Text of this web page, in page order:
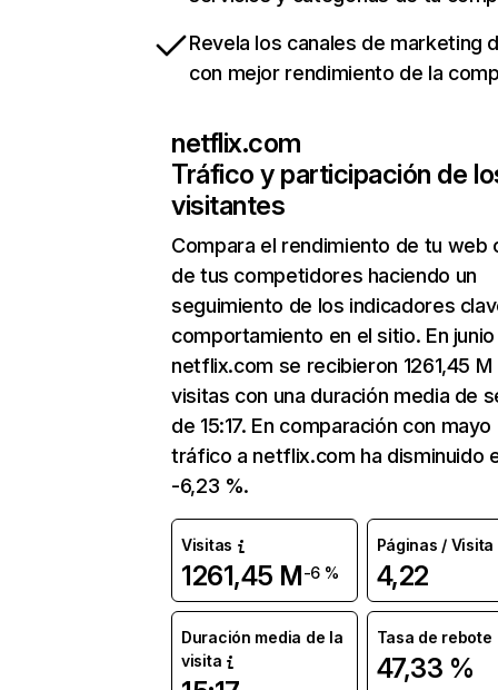
Revela los canales de marketing
con mejor rendimiento de la
netflix.com
Tráfico y participación de
visitantes
Compara el rendimiento de tu web
de tus competidores haciendo un
seguimiento de los indicadores
comportamiento en el sitio. En junio
netflix.com se recibieron 1261,45 M
visitas con una duración media de
de 15:17. En comparación con mayo
tráfico a netflix.com ha disminuido
-6,23 %.
Visitas
1261,45 M-6 %
Páginas / Visita
4,22
Duración media de la
visita
Tasa de rebote
47,33 %